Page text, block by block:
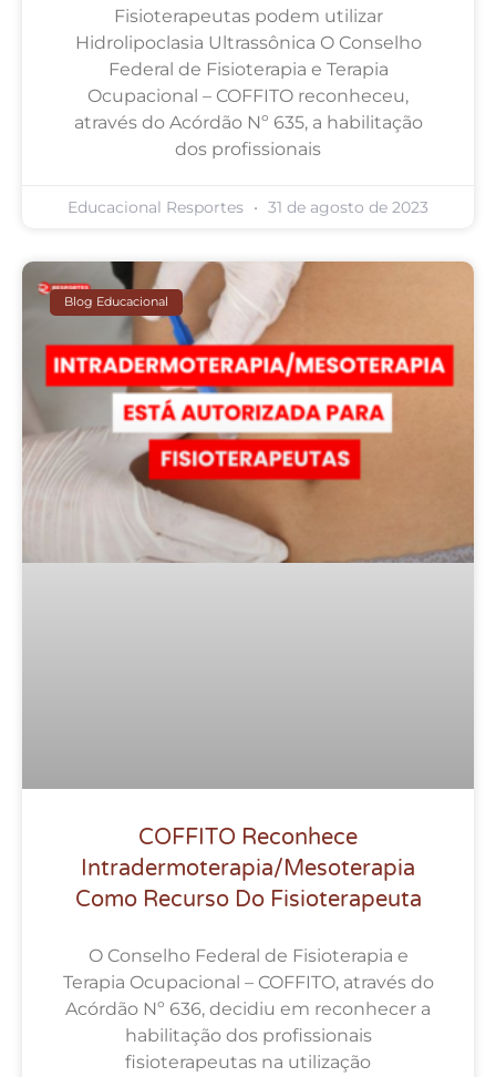
Fisioterapeutas podem utilizar
Hidrolipoclasia Ultrassônica O Conselho
Federal de Fisioterapia e Terapia
Ocupacional – COFFITO reconheceu,
através do Acórdão Nº 635, a habilitação
dos profissionais
Educacional Resportes 31 de agosto de 2023
Blog Educacional
COFFITO Reconhece
Intradermoterapia/Mesoterapia
Como Recurso Do Fisioterapeuta
O Conselho Federal de Fisioterapia e
Terapia Ocupacional – COFFITO, através do
Acórdão Nº 636, decidiu em reconhecer a
habilitação dos profissionais
fisioterapeutas na utilização